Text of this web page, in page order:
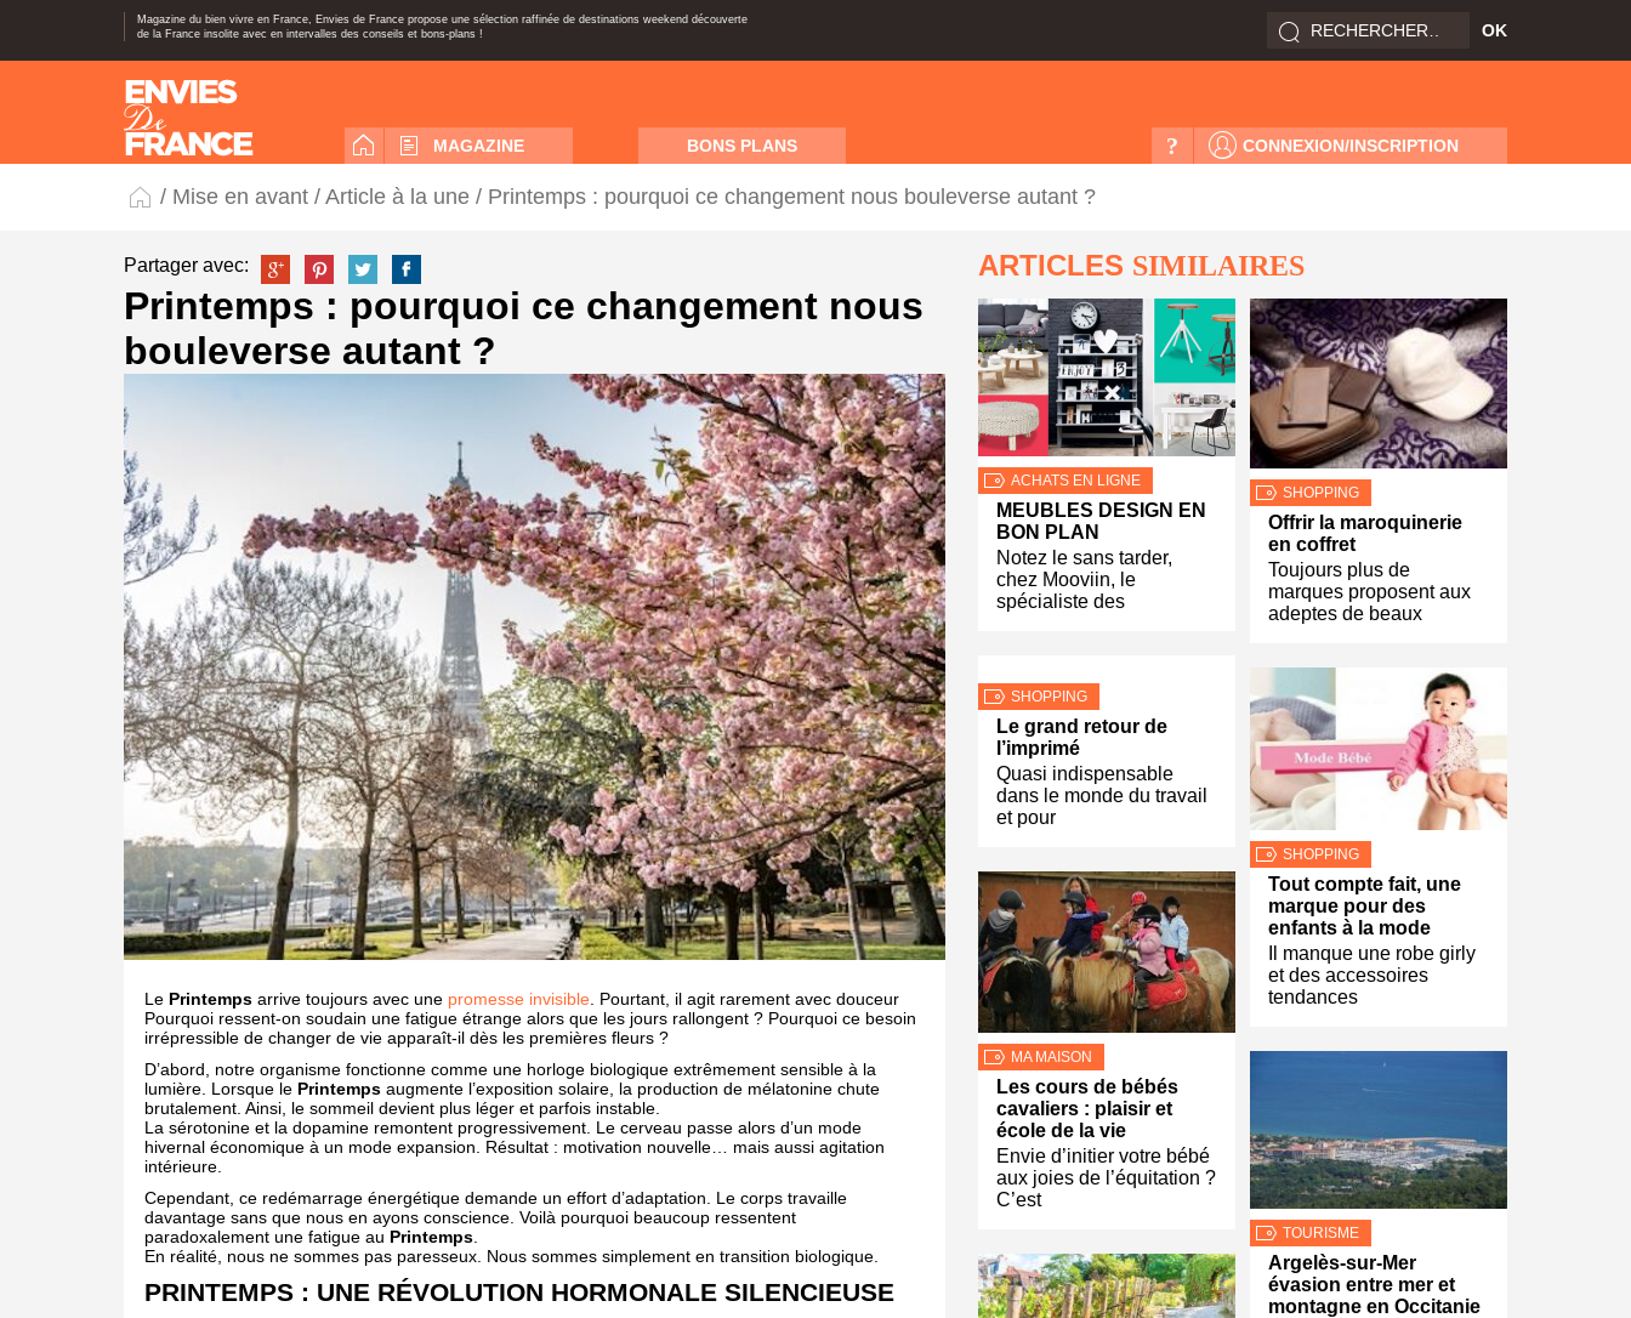
Magazine du bien vivre en France, Envies de France propose une sélection raffinée de destinations weekend découverte
de la France insolite avec en intervalles des conseils et bons-plans !
MAGAZINE BONS PLANS CONNEXION/INSCRIPTION
?
/ Mise en avant / Article à la une / Printemps : pourquoi ce changement nous bouleverse autant ?
Partager avec:
Printemps : pourquoi ce changement nous
bouleverse autant ?
Le Printemps arrive toujours avec une promesse invisible . Pourtant, il agit rarement avec douceur
Pourquoi ressent-on soudain une fatigue étrange alors que les jours rallongent ? Pourquoi ce besoin
irrépressible de changer de vie apparaît-il dès les premières fleurs ?
D’abord, notre organisme fonctionne comme une horloge biologique extrêmement sensible à la
lumière. Lorsque le Printemps augmente l’exposition solaire, la production de mélatonine chute
brutalement. Ainsi, le sommeil devient plus léger et parfois instable.
La sérotonine et la dopamine remontent progressivement. Le cerveau passe alors d’un mode
hivernal économique à un mode expansion. Résultat : motivation nouvelle… mais aussi agitation
intérieure.
Cependant, ce redémarrage énergétique demande un effort d’adaptation. Le corps travaille
davantage sans que nous en ayons conscience. Voilà pourquoi beaucoup ressentent
paradoxalement une fatigue au Printemps
En réalité, nous ne sommes pas paresseux. Nous sommes simplement en transition biologique.
PRINTEMPS : UNE RÉVOLUTION HORMONALE SILENCIEUSE
ARTICLES SIMILAIRES
ACHATS EN LIGNE
MEUBLES DESIGN EN
BON PLAN
Notez le sans tarder,
chez Mooviin, le
spécialiste des
SHOPPING
Le grand retour de
l’imprimé
Quasi indispensable
dans le monde du travail
et pour
MA MAISON
Les cours de bébés
cavaliers : plaisir et
école de la vie
Envie d’initier votre bébé
aux joies de l’équitation ?
C’est
SHOPPING
Offrir la maroquinerie
en coffret
Toujours plus de
marques proposent aux
adeptes de beaux
SHOPPING
Tout compte fait, une
marque pour des
enfants à la mode
Il manque une robe girly
et des accessoires
tendances
TOURISME
Argelès-sur-Mer
évasion entre mer et
montagne en Occitanie